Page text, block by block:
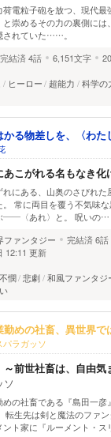
電粒子砲を放つ、現代
崇めるその力の裏側に
されていた……。
完結済4話 6,151文字
ヒーロー 超能力 科学の
かる物差しを、〈わた
あこがれる名もなき化
れにある、山奥のさびれ
常に両目を覆う不気味
――〈あれ〉と。 呪いの…
ファンタジー 完結済6話
12:11 更新
不憫 悲劇 和風ファンタジ
勤めの社畜、異世界で
パラガッソ
前世社畜は、自由気
ソ
めの社畜である『島田一
転生先は剣と魔法のファ
ント家に『ルーメント・